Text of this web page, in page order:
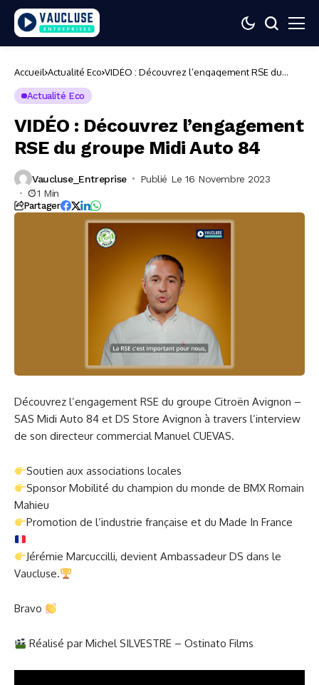
Accueil Actualité Eco VIDÉO : Découvrez l’engagement RSE du
Actualité Eco
VIDÉO : Découvrez l’engagement
RSE du groupe Midi Auto 84
Vaucluse_Entreprise
Publié Le 16 Novembre 2023
1 Min
Partager
Découvrez l’engagement RSE du groupe Citroën Avignon –
SAS Midi Auto 84 et DS Store Avignon à travers l’interview
de son directeur commercial Manuel CUEVAS.
Soutien aux associations locales
Sponsor Mobilité du champion du monde de BMX Romain
Mahieu
Promotion de l’industrie française et du Made In France
Jérémie Marcuccilli, devient Ambassadeur DS dans le
Vaucluse.
Bravo
Réalisé par Michel SILVESTRE – Ostinato Films